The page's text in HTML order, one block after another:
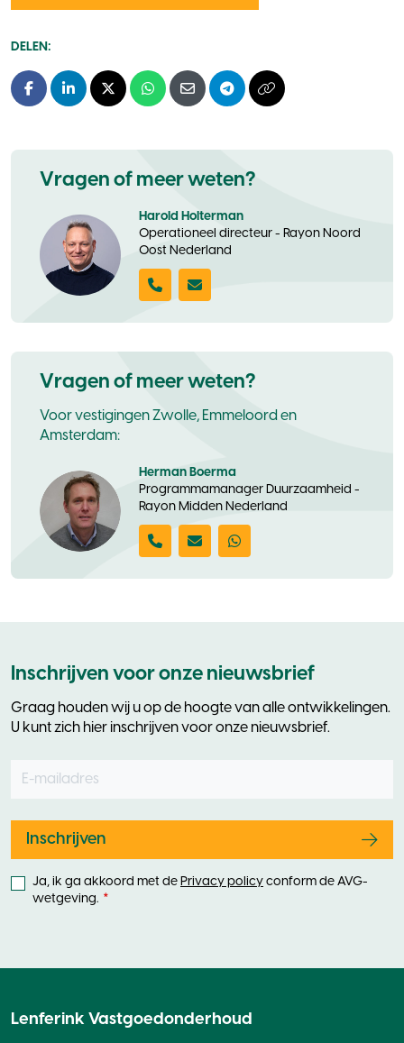
DELEN:
Facebook
LinkedInX - TwitterWhatsapp
E-mailTelegramKopieer naar
Vragen of meer weten?
Harold Holterman
Operationeel directeur - Rayon Noord
Oost Nederland
Vragen of meer weten?
Voor vestigingen Zwolle, Emmeloord en
Amsterdam:
Herman Boerma
Programmamanager Duurzaamheid -
Rayon Midden Nederland
Inschrijven voor onze nieuwsbrief
Graag houden wij u op de hoogte van alle ontwikkelingen.
U kunt zich hier inschrijven voor onze nieuwsbrief.
Leave
blank
Inschrijven
Ja, ik ga akkoord met de Privacy policy conform de AVG-
wetgeving.
Lenferink Vastgoedonderhoud